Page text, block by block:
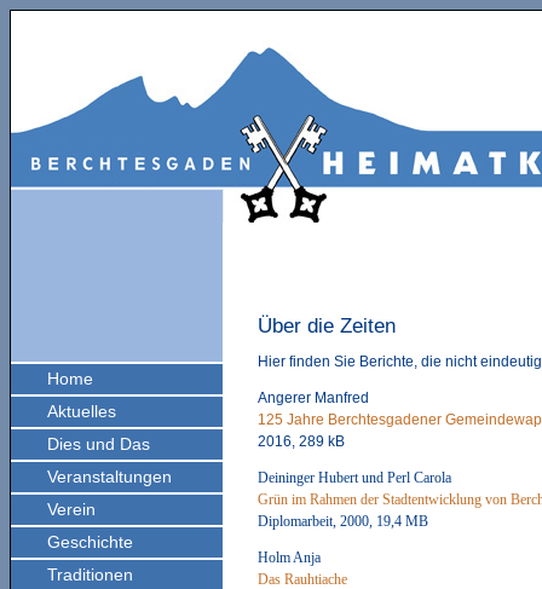
Home
Aktuelles
Dies und Das
Veranstaltungen
Verein
Geschichte
Traditionen
Über die Zeiten
Hier finden Sie Berichte, die nicht
Angerer Manfred
125 Jahre Berchtesgadener
2016, 289 kB
Deininger Hubert und Perl Carola
Grün im Rahmen der Stadtentwicklung von
Diplomarbeit, 2000, 19,4 MB
Holm Anja
Das Rauhtiache